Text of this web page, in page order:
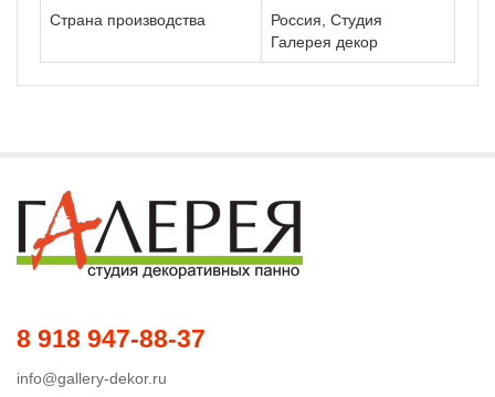
Страна производства
Россия, Студия
Галерея декор
8 918 947-88-37
info@gallery-dekor.ru